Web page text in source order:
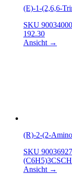
(E)-1-(2,6,6-
SKU 90034000
192.30
Ansicht →
(R)-2-(2-
SKU 90036927
Ansicht →